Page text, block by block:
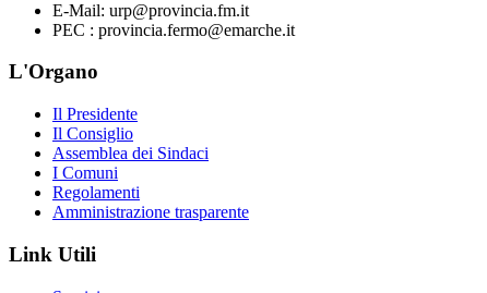
E-Mail: urp@provincia.fm.it
PEC : provincia.fermo@emarche.it
L'Organo
Il Presidente
Il Consiglio
Assemblea dei Sindaci
I Comuni
Regolamenti
Amministrazione trasparente
Link Utili